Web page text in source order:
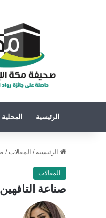
الرئيسية المحلية
الرئيسية / المقالات /
المقالات
صناعة